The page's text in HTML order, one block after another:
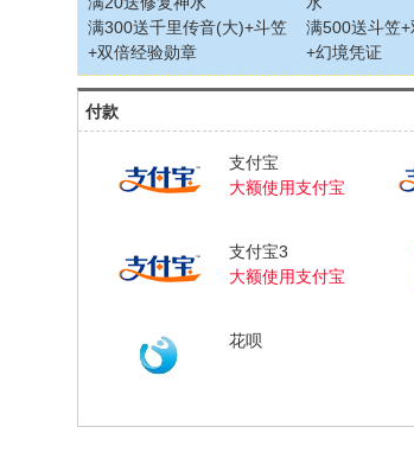
满300送千里传音(大)+斗笠
+双倍经验勋章
满500送斗笠
+幻境凭证
付款
支付宝
大额使用支付宝
支付宝3
大额使用支付宝
花呗